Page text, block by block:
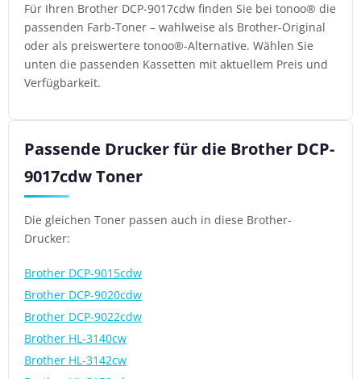
Für Ihren Brother DCP-9017cdw finden Sie bei tonoo® die
passenden Farb-Toner – wahlweise als Brother-Original
oder als preiswertere tonoo®-Alternative. Wählen Sie
unten die passenden Kassetten mit aktuellem Preis und
Verfügbarkeit.
Passende Drucker für die Brother DCP-
9017cdw Toner
Die gleichen Toner passen auch in diese Brother-
Drucker:
Brother DCP-9015cdw
Brother DCP-9020cdw
Brother DCP-9022cdw
Brother HL-3140cw
Brother HL-3142cw